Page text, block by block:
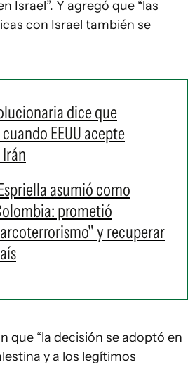
Israel”. Y agregó que “las
con Israel también se
dice que
EEUU acepte
asumió como
prometió
y recuperar
que “la decisión se adoptó en
y a los legítimos